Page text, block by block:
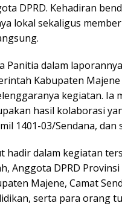
DPRD. Kehadiran
lokal sekaligus
Panitia dalam
Kabupaten
kegiatan. Ia
hasil kolaborasi
1401-03/Sendana,
hadir dalam kegiatan
Anggota DPRD
Majene, Camat
serta para orang